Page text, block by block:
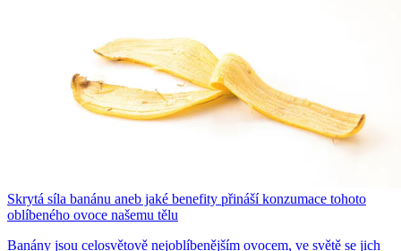
Skrytá síla banánu aneb jaké benefity přináší konzumace tohoto
oblíbeného ovoce našemu tělu
Banány jsou celosvětově nejoblíbenějším ovocem, ve světě se jich